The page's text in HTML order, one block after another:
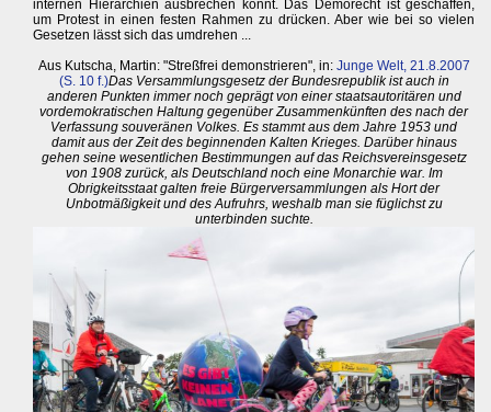
internen Hierarchien ausbrechen könnt. Das Demorecht ist geschaffen,
um Protest in einen festen Rahmen zu drücken. Aber wie bei so vielen
Gesetzen lässt sich das umdrehen ...
Aus Kutscha, Martin: "Streßfrei demonstrieren", in: Junge Welt, 21.8.2007
(S. 10 f.)Das Versammlungsgesetz der Bundesrepublik ist auch in
anderen Punkten immer noch geprägt von einer staatsautoritären und
vordemokratischen Haltung gegenüber Zusammenkünften des nach der
Verfassung souveränen Volkes. Es stammt aus dem Jahre 1953 und
damit aus der Zeit des beginnenden Kalten Krieges. Darüber hinaus
gehen seine wesentlichen Bestimmungen auf das Reichsvereinsgesetz
von 1908 zurück, als Deutschland noch eine Monarchie war. Im
Obrigkeitsstaat galten freie Bürgerversammlungen als Hort der
Unbotmäßigkeit und des Aufruhrs, weshalb man sie füglichst zu
unterbinden suchte.